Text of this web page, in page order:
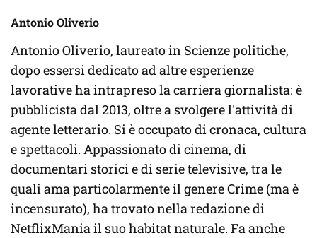
Antonio Oliverio
Antonio Oliverio, laureato in Scienze politiche,
dopo essersi dedicato ad altre esperienze
lavorative ha intrapreso la carriera giornalista: è
pubblicista dal 2013, oltre a svolgere l'attività di
agente letterario. Si è occupato di cronaca, cultura
e spettacoli. Appassionato di cinema, di
documentari storici e di serie televisive, tra le
quali ama particolarmente il genere Crime (ma è
incensurato), ha trovato nella redazione di
NetflixMania il suo habitat naturale. Fa anche